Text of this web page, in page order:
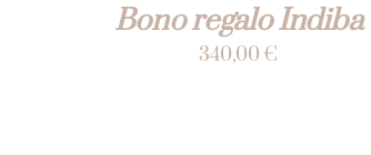
Bono regalo Indiba
340,00 €